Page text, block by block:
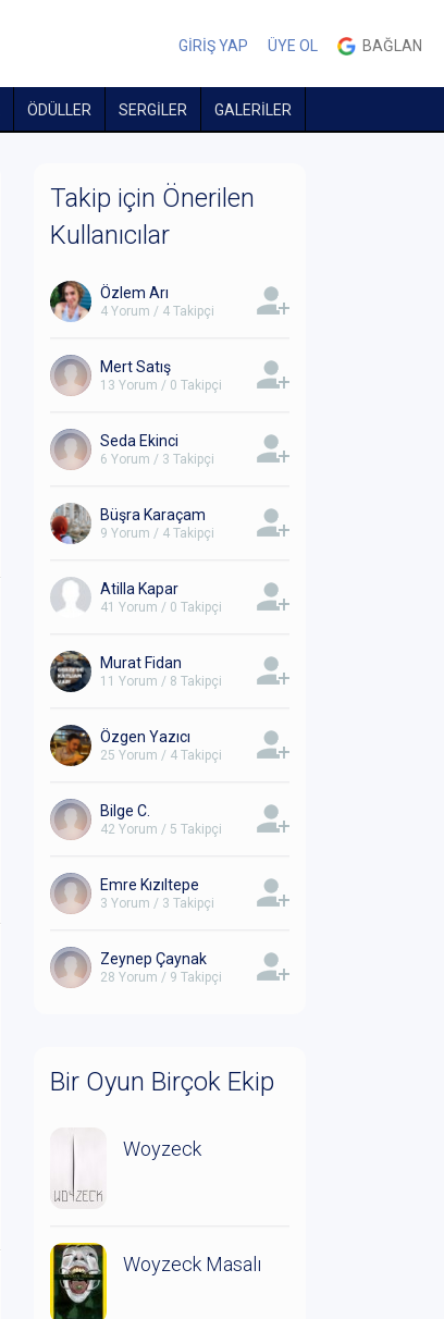
GİRİŞ YAP ÜYE OL BAĞLAN
ÖDÜLLER SERGİLER GALERİLER
Takip için Önerilen
Kullanıcılar
Özlem Arı
4 Yorum / 4 Takipçi
Mert Satış
13 Yorum / 0 Takipçi
Seda Ekinci
6 Yorum / 3 Takipçi
Büşra Karaçam
9 Yorum / 4 Takipçi
Atilla Kapar
41 Yorum / 0 Takipçi
Murat Fidan
11 Yorum / 8 Takipçi
Özgen Yazıcı
25 Yorum / 4 Takipçi
Bilge C.
42 Yorum / 5 Takipçi
Emre Kızıltepe
3 Yorum / 3 Takipçi
Zeynep Çaynak
28 Yorum / 9 Takipçi
Bir Oyun Birçok Ekip
Woyzeck
Woyzeck Masalı